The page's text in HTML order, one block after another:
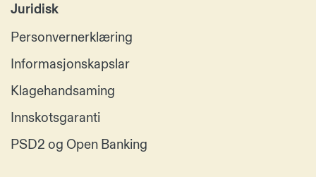
Juridisk
Personvernerklæring
Informasjonskapslar
Klagehandsaming
Innskotsgaranti
PSD2 og Open Banking